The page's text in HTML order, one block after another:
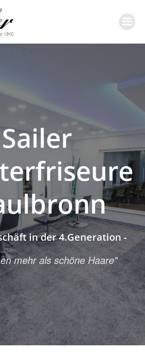
Sailer
in der 4.Generation -
mehr als schöne Haare"